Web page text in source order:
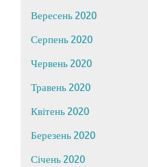
Вересень 2020
Серпень 2020
Червень 2020
Травень 2020
Квітень 2020
Березень 2020
Січень 2020